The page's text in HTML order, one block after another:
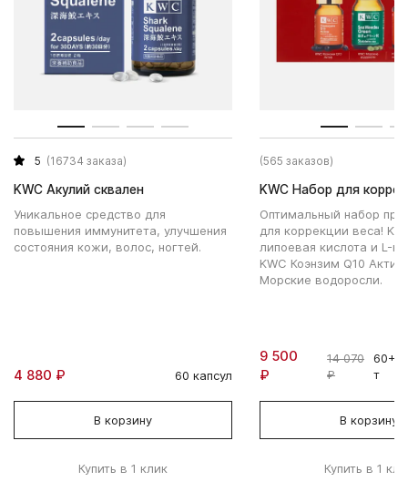
5 (16734 заказа)
KWC Акулий сквален
Уникальное средство для
повышения иммунитета, улучшения
состояния кожи, волос, ногтей.
4 880 ₽ 60 капсул
В корзину
Купить в 1 клик
(565 заказов)
KWC Набор для
Оптимальный набор
для коррекции веса!
липоевая кислота и L-
KWC Коэнзим Q10 Актив
Морские водоросли.
9 500
₽
14 070
₽
т
В корзину
Купить в 1